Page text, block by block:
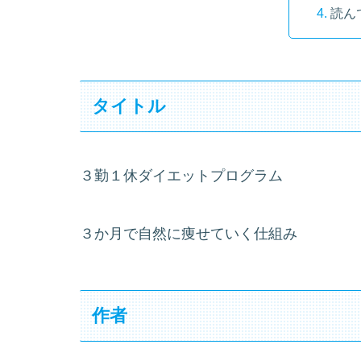
読ん
タイトル
３勤１休ダイエットプログラム
３か月で自然に痩せていく仕組み
作者